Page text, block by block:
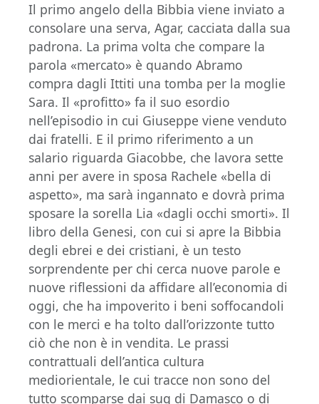
Il primo angelo della Bibbia viene inviato a
consolare una serva, Agar, cacciata dalla sua
padrona. La prima volta che compare la
parola «mercato» è quando Abramo
compra dagli Ittiti una tomba per la moglie
Sara. Il «profitto» fa il suo esordio
nell’episodio in cui Giuseppe viene venduto
dai fratelli. E il primo riferimento a un
salario riguarda Giacobbe, che lavora sette
anni per avere in sposa Rachele «bella di
aspetto», ma sarà ingannato e dovrà prima
sposare la sorella Lia «dagli occhi smorti». Il
libro della Genesi, con cui si apre la Bibbia
degli ebrei e dei cristiani, è un testo
sorprendente per chi cerca nuove parole e
nuove riflessioni da affidare all’economia di
oggi, che ha impoverito i beni soffocandoli
con le merci e ha tolto dall’orizzonte tutto
ciò che non è in vendita. Le prassi
contrattuali dell’antica cultura
mediorientale, le cui tracce non sono del
tutto scomparse dai suq di Damasco o di